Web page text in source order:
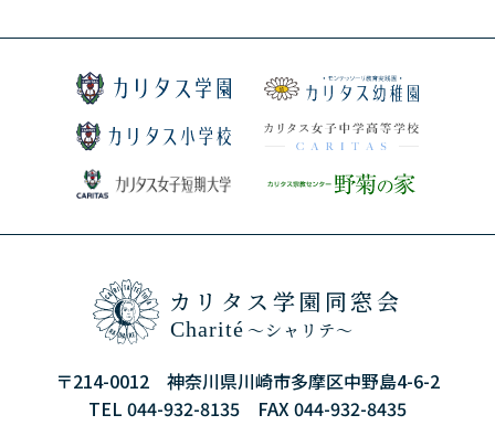
カリタス学園同窓会
Charité ～シャリテ～
〒214-0012 神奈川県川崎市多摩区中野島4-6-2
TEL 044-932-8135 FAX 044-932-8435